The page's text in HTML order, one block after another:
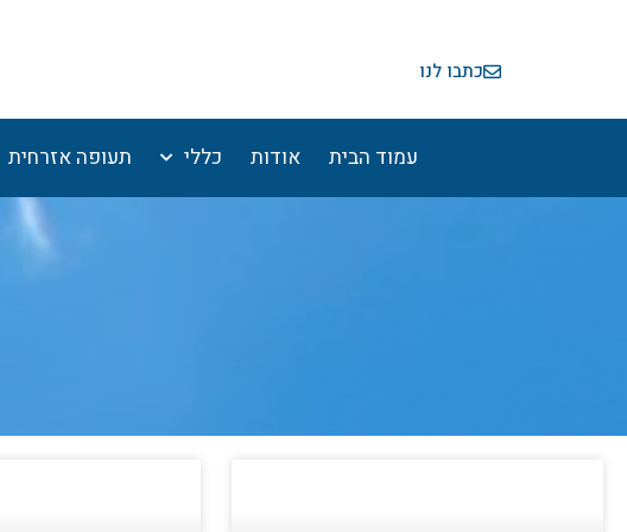
כתבו לנו
עמוד הבית אודות כללי תעופה אזרחית